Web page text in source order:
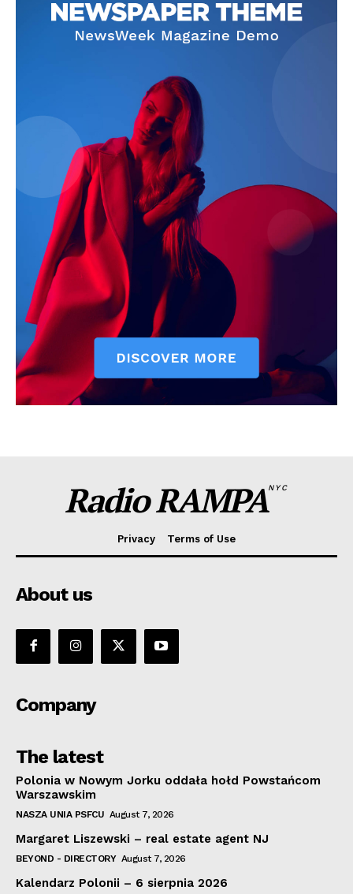
Radio RAMPANYC
Privacy Terms of Use
About us
Company
The latest
Polonia w Nowym Jorku oddała hołd Powstańcom
Warszawskim
NASZA UNIA PSFCU August 7, 2026
Margaret Liszewski – real estate agent NJ
BEYOND - DIRECTORY August 7, 2026
Kalendarz Polonii – 6 sierpnia 2026